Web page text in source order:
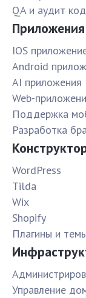
QA и аудит
IOS
Android
AI приложения
Web-
Поддержка
Разработка
WordPress
Tilda
Wix
Shopify
Плагины и
Управление